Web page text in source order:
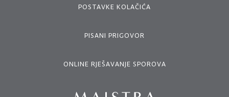
POSTAVKE KOLAČIĆA
PISANI PRIGOVOR
ONLINE RJEŠAVANJE SPOROVA